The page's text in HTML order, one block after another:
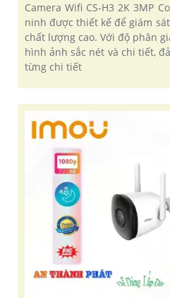
Camera Wifi CS-H3 2K 3MP
ninh được thiết kế để giám
chất lượng cao. Với độ phân
hình ảnh sắc nét và chi tiết,
từng chi tiết